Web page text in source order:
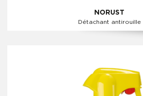
NORUST
Détachant antirouille